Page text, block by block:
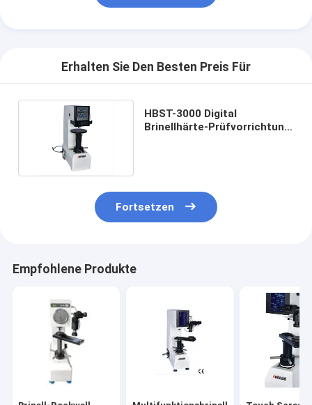
Erhalten Sie Den Besten Preis Für
HBST-3000 Digital
Brinellhärte-Prüfvorrichtung
Fortsetzen
Empfohlene Produkte